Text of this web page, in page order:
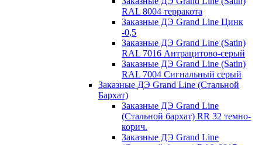
RAL 8004 терракота
Заказные ДЭ Grand Line Цинк
-0,5
Заказные ДЭ Grand Line (Satin)
RAL 7016 Антрацитово-серый
Заказные ДЭ Grand Line (Satin)
RAL 7004 Сигнальный серый
Заказные ДЭ Grand Line (Стальной
Бархат)
Заказные ДЭ Grand Line
(Стальной бархат) RR 32 темно-
корич.
Заказные ДЭ Grand Line